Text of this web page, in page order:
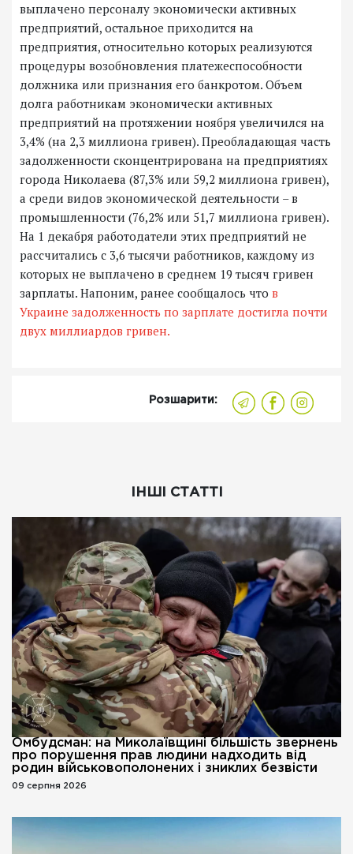
выплачено персоналу экономически активных
предприятий, остальное приходится на
предприятия, относительно которых реализуются
процедуры возобновления платежеспособности
должника или признания его банкротом. Объем
долга работникам экономически активных
предприятий на протяжении ноября увеличился на
3,4% (на 2,3 миллиона гривен). Преобладающая часть
задолженности сконцентрирована на предприятиях
города Николаева (87,3% или 59,2 миллиона гривен),
а среди видов экономической деятельности – в
промышленности (76,2% или 51,7 миллиона гривен).
На 1 декабря работодатели этих предприятий не
рассчитались с 3,6 тысячи работников, каждому из
которых не выплачено в среднем 19 тысяч гривен
зарплаты. Напоним, ранее сообщалось что в
Украине задолженность по зарплате достигла почти
двух миллиардов гривен.
Розшарити:
ІНШІ СТАТТІ
Омбудсман: на Миколаївщині більшість звернень
про порушення прав людини надходить від
родин військовополонених і зниклих безвісти
09 серпня 2026